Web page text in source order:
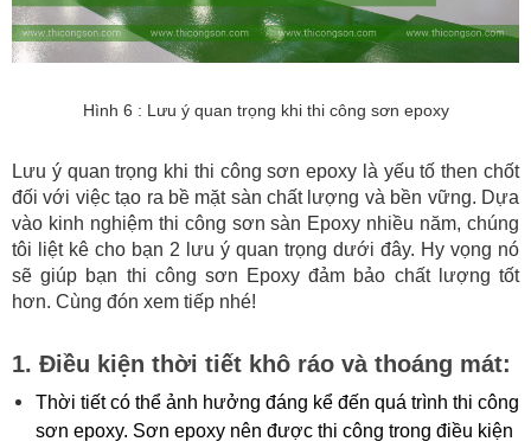
Hình 6 : Lưu ý quan trọng khi thi công sơn epoxy
Lưu ý quan trọng khi thi công sơn epoxy là yếu tố then chốt
đối với việc tạo ra bề mặt sàn chất lượng và bền vững. Dựa
vào kinh nghiệm thi công sơn sàn Epoxy nhiều năm, chúng
tôi liệt kê cho bạn 2 lưu ý quan trọng dưới đây. Hy vọng nó
sẽ giúp bạn thi công sơn Epoxy đảm bảo chất lượng tốt
hơn. Cùng đón xem tiếp nhé!
1. Điều kiện thời tiết khô ráo và thoáng mát:
Thời tiết có thể ảnh hưởng đáng kể đến quá trình thi công
sơn epoxy. Sơn epoxy nên được thi công trong điều kiện